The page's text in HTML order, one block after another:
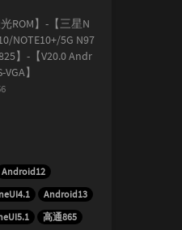
：
光ROM】-【三星N
NOTE10+/5G N97
】-【V20.0 Andr
】
Android12
Android13
高通865